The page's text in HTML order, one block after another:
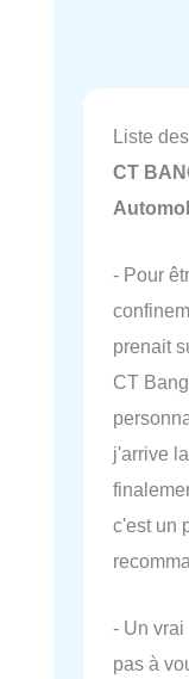
Liste
CT
- Pour
prenait
CT
j'arrive
c'est un
- Un
pas à